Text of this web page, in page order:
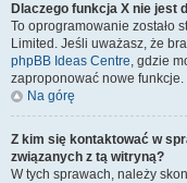
Dlaczego funkcja X nie jest
To oprogramowanie zostało
Limited. Jeśli uważasz, że
phpBB Ideas Centre, gdzie
zaproponować nowe funkcje.
Na górę
Z kim się kontaktować w
związanych z tą witryną?
W tych sprawach, należy